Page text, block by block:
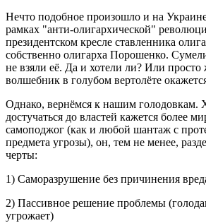
Нечто подобное произошло и на
рамках "анти-олигархической"
президентском кресле ставленника
собственно олигарха Порошенко.
не взяли её. Да и хотели ли? Или
волшебник в голубом вертолёте
Однако, вернёмся к нашим голодовкам.
достучаться до властей кажется более
самоподжог (как и любой шантаж с
предмета угрозы), он, тем не менее,
черты:
1) Саморазрушение без причинения
2) Пассивное решение проблемы
угрожает)